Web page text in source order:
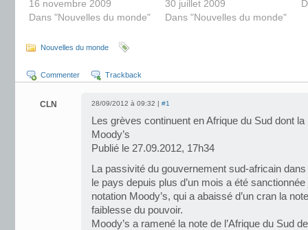
16 novembre 2009
Dans "Nouvelles du monde"
30 juillet 2009
Dans "Nouvelles du monde"
Nouvelles du monde
Commenter Trackback
CLN 28/09/2012 à 09:32 | #1
Les grèves continuent en Afrique du Sud dont
Moody’s
Publié le 27.09.2012, 17h34
La passivité du gouvernement sud-africain
le pays depuis plus d’un mois a été sanctionnée
notation Moody’s, qui a abaissé d’un cran la
faiblesse du pouvoir.
Moody’s a ramené la note de l’Afrique du Sud